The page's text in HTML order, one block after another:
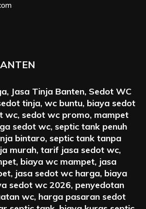
Jasa Tinja Banten, Sedot WC
tinja, wc buntu, biaya sedot
wc, sedot wc promo, mampet
sedot wc, septic tank penuh
bintaro, septic tank tanpa
murah, tarif jasa sedot wc,
biaya wc mampet, jasa
jasa sedot wc harga, biaya
sedot wc 2026, penyedotan
wc, harga pasaran sedot